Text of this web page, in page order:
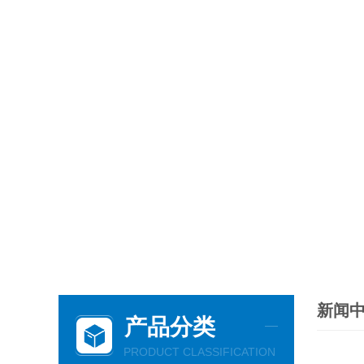
产品分类
PRODUCT CLASSIFICATION
新闻